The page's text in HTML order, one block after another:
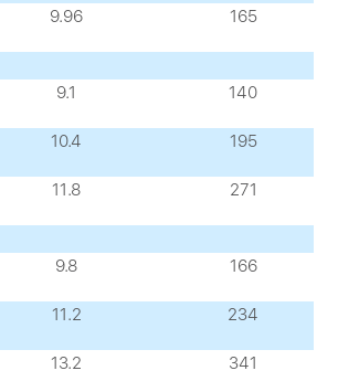
9.96 165
9.1 140
10.4 195
11.8 271
9.8 166
11.2 234
13.2 341